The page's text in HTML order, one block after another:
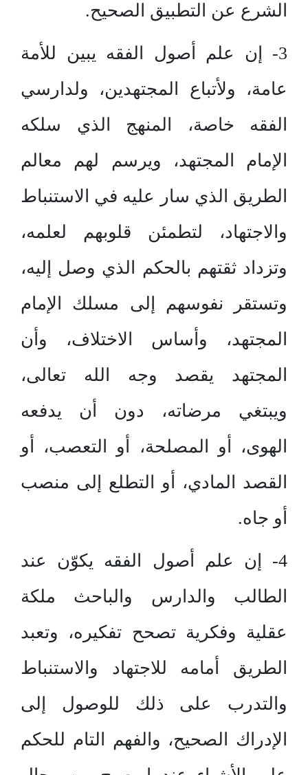
الشرع عن التطبيق الصحيح.
3- إن علم أصول الفقه يبين للأمة
عامة، ولأتباع المجتهدين، ولدارسي
الفقه خاصة، المنهج الذي سلكه
الإمام المجتهد، ويرسم لهم معالم
الطريق الذي سار عليه في الاستنباط
والاجتهاد، لتطمئن قلوبهم لعلمه،
وتزداد ثقتهم بالحكم الذي وصل إليه،
وتستقر نفوسهم إلى مسلك الإمام
المجتهد، وأساس الاختلاف، وأن
المجتهد يقصد وجه الله تعالى،
ويبتغي مرضاته، دون أن يدفعه
الهوى، أو المصلحة، أو التعصب، أو
القصد المادي، أو التطلع إلى منصب
أو جاه.
4- إن علم أصول الفقه يكوّن عند
الطالب والدارس والباحث ملكة
عقلية وفكرية تصحح تفكيره، وتعبد
الطريق أمامه للاجتهاد والاستنباط
والتدرب على ذلك للوصول إلى
الإدراك الصحيح، والفهم التام للحكم